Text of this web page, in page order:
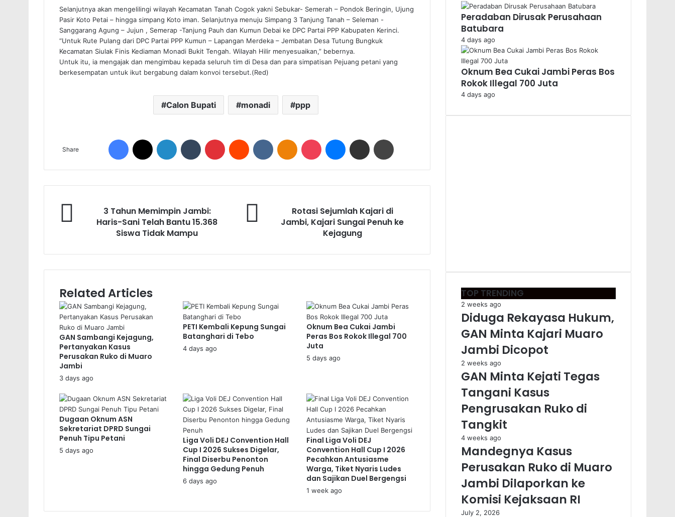
Selanjutnya akan mengelilingi wilayah Kecamatan Tanah Cogok yakni Sebukar- Semerah – Pondok Beringin, Ujung
Pasir Koto Petai – hingga simpang Koto iman. Selanjutnya menuju Simpang 3 Tanjung Tanah – Seleman -
Sanggarang Agung – Jujun , Semerap -Tanjung Pauh dan Kumun Debai ke DPC Partai PPP Kabupaten Kerinci.
“Untuk Rute Pulang dari DPC Partai PPP Kumun – Lapangan Merdeka – Jembatan Desa Tutung Bungkuk
Kecamatan Siulak Finis Kediaman Monadi Bukit Tengah. Wilayah Hilir menyesuaikan,” bebernya.
Untuk itu, ia mengajak dan mengimbau kepada seluruh tim di Desa dan para simpatisan Pejuang petani yang
berkesempatan untuk ikut bergabung dalam konvoi tersebut.(Red)
Calon Bupati monadi ppp
Share
3 Tahun Memimpin Jambi:
Haris-Sani Telah Bantu 15.368
Siswa Tidak Mampu
Rotasi Sejumlah Kajari di
Jambi, Kajari Sungai Penuh ke
Kejagung
Related Articles
GAN Sambangi Kejagung,
Pertanyakan Kasus
Perusakan Ruko di Muaro
Jambi
3 days ago
PETI Kembali Kepung Sungai
Batanghari di Tebo
4 days ago
Oknum Bea Cukai Jambi
Peras Bos Rokok Illegal 700
Juta
5 days ago
Dugaan Oknum ASN
Sekretariat DPRD Sungai
Penuh Tipu Petani
5 days ago
Liga Voli DEJ Convention Hall
Cup I 2026 Sukses Digelar,
Final Diserbu Penonton
hingga Gedung Penuh
6 days ago
Final Liga Voli DEJ
Convention Hall Cup I 2026
Pecahkan Antusiasme
Warga, Tiket Nyaris Ludes
dan Sajikan Duel Bergengsi
1 week ago
Peradaban Dirusak Perusahaan
Batubara
4 days ago
Oknum Bea Cukai Jambi Peras Bos
Rokok Illegal 700 Juta
4 days ago
TOP TRENDING
2 weeks ago
Diduga Rekayasa Hukum,
GAN Minta Kajari Muaro
Jambi Dicopot
2 weeks ago
GAN Minta Kejati Tegas
Tangani Kasus
Pengrusakan Ruko di
Tangkit
4 weeks ago
Mandegnya Kasus
Perusakan Ruko di Muaro
Jambi Dilaporkan ke
Komisi Kejaksaan RI
July 2, 2026